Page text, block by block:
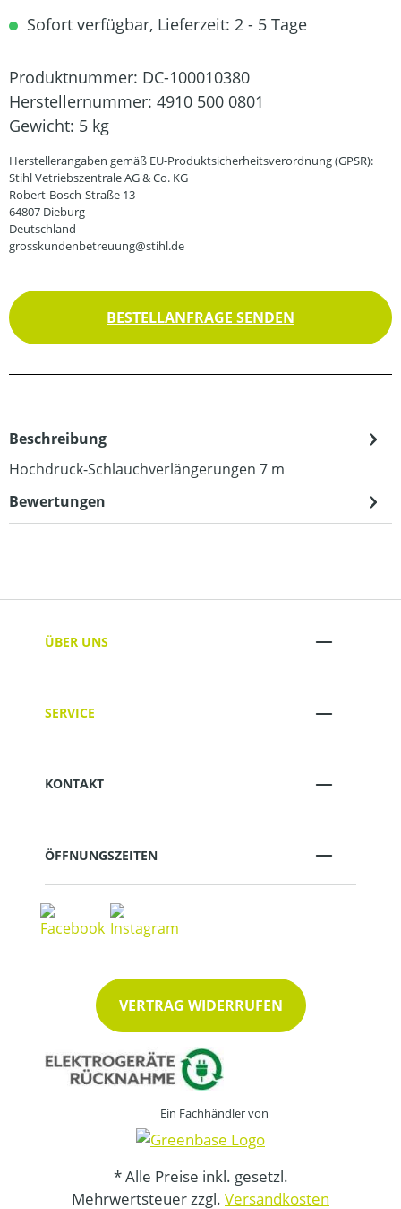
Sofort verfügbar, Lieferzeit: 2 - 5 Tage
Produktnummer: DC-100010380
Herstellernummer: 4910 500 0801
Gewicht: 5 kg
Herstellerangaben gemäß EU-Produktsicherheitsverordnung (GPSR):
Stihl Vetriebszentrale AG & Co. KG
Robert-Bosch-Straße 13
64807 Dieburg
Deutschland
grosskundenbetreuung@stihl.de
BESTELLANFRAGE SENDEN
Beschreibung
Hochdruck-Schlauchverlängerungen 7 m
Bewertungen
ÜBER UNS
SERVICE
KONTAKT
ÖFFNUNGSZEITEN
VERTRAG WIDERRUFEN
Ein Fachhändler von
* Alle Preise inkl. gesetzl.
Mehrwertsteuer zzgl. Versandkosten